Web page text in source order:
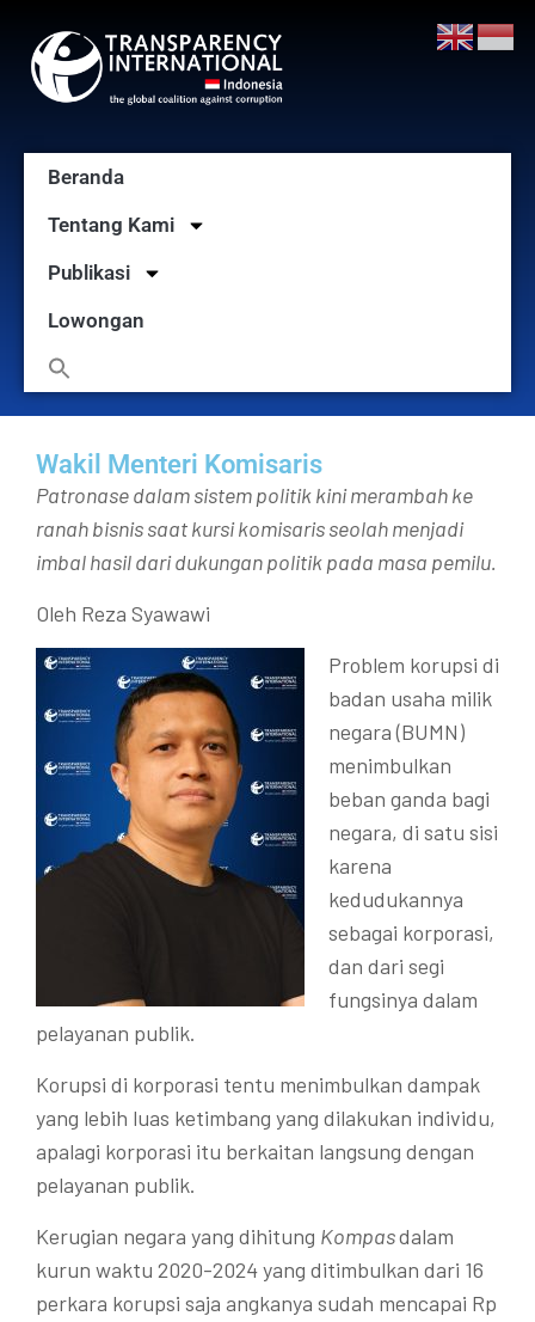
Beranda
Tentang Kami
Publikasi
Lowongan
Wakil Menteri Komisaris
Patronase dalam sistem politik kini merambah ke
ranah bisnis saat kursi komisaris seolah menjadi
imbal hasil dari dukungan politik pada masa pemilu.
Oleh Reza Syawawi
Problem korupsi di
badan usaha milik
negara (BUMN)
menimbulkan
beban ganda bagi
negara, di satu sisi
karena
kedudukannya
sebagai korporasi,
dan dari segi
fungsinya dalam
pelayanan publik.
Korupsi di korporasi tentu menimbulkan dampak
yang lebih luas ketimbang yang dilakukan individu,
apalagi korporasi itu berkaitan langsung dengan
pelayanan publik.
Kerugian negara yang dihitung Kompasdalam
kurun waktu 2020-2024 yang ditimbulkan dari 16
perkara korupsi saja angkanya sudah mencapai Rp